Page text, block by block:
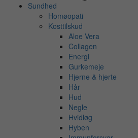
Sundhed
Homøopati
Kosttilskud
Aloe Vera
Collagen
Energi
Gurkemeje
Hjerne & hjerte
Hår
Hud
Negle
Hvidløg
Hyben